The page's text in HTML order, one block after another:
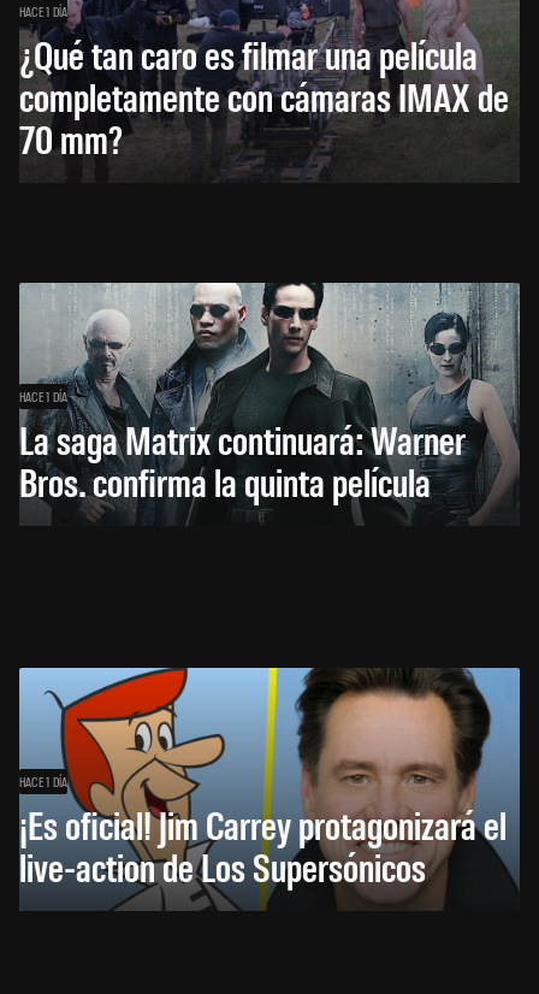
HACE 1 DÍA
¿Qué tan caro es filmar una película
completamente con cámaras IMAX de
70 mm?
HACE 1 DÍA
La saga Matrix continuará: Warner
Bros. confirma la quinta película
HACE 1 DÍA
¡Es oficial! Jim Carrey protagonizará el
live-action de Los Supersónicos